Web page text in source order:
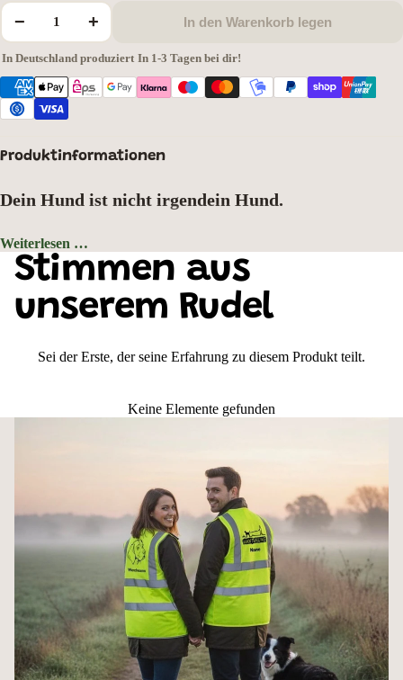
− + In den Warenkorb legen
In Deutschland produziert In 1-3 Tagen bei dir!
Produktinformationen
Dein Hund ist nicht irgendein Hund.
Er hat einen Namen, eine Rasse, einen Charakter – und gehört zu dir wie kein
anderer. Warum sollte deine Warnweste das verschweigen? Mit deinem
Hunderassen-Motiv und deinem Wunschnamen trägst du ihn buchstäblich nah
am Herzen. Und bist dabei sichtbar für alle, die es wissen sollen.
Personalisierbar mit Wunschname & Motiv
Schnell anziehbar dank Klettverschluss
Ideal für Gassi, Hundetraining & Hundesport
Der Klettverschluss – unterschätzt, aber
unschlagbar praktisch
Zwei stabile Klettverschlüsse vorne. Kein Reißverschluss der klemmt, kein
Gefummel bei Kälte und Handschuhen. Einfach aufmachen, reinschlüpfen,
festmachen – auch über der dicken Winterjacke. Wer einmal damit unterwegs
war, will den Klettverschluss oft nicht mehr missen.
Diese leichte Hundesportweste hat bewusst keine Taschen – das macht sie
leichter, kompakter und unkomplizierter. Wer zusätzlich Stauraum braucht,
findet in unserer Premium Warnweste den passenden Upgrade mit
Weiterlesen …
Farbe der Weste: Neongelb, Motivauswahl: Malinois
Stimmen aus
unserem Rudel
Sei der Erste, der seine Erfahrung zu diesem Produkt teilt.
Keine Elemente gefunden